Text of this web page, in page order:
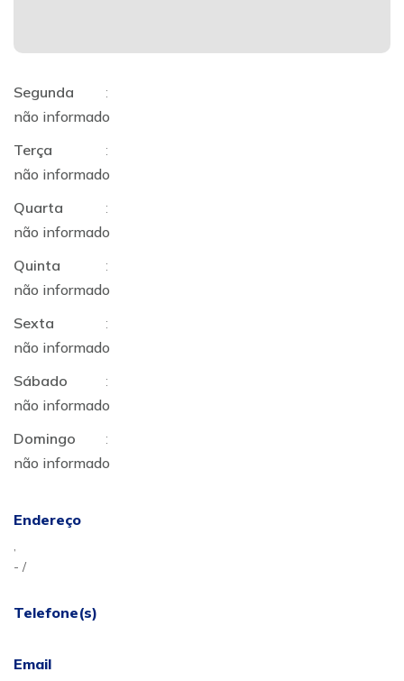
Segunda
:
não informado
Terça
:
não informado
Quarta
:
não informado
Quinta
:
não informado
Sexta
:
não informado
Sábado
:
não informado
Domingo
:
não informado
Endereço
,
- /
Telefone(s)
Email